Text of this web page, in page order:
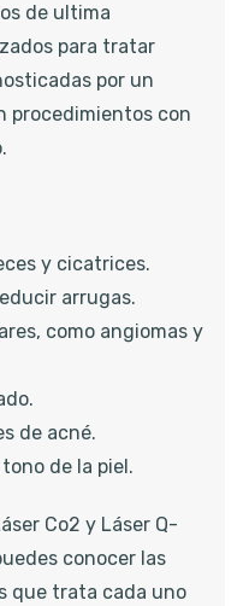
de ultima
para tratar
por un
procedimientos con
y cicatrices.
arrugas.
como angiomas y
de acné.
de la piel.
Co2 y Láser Q-
conocer las
que trata cada uno